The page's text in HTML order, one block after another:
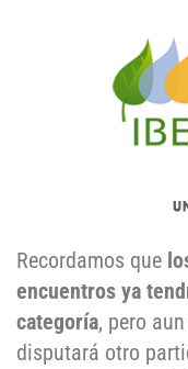
Recordamos que
encuentros ya
categoría, pero
disputará otro